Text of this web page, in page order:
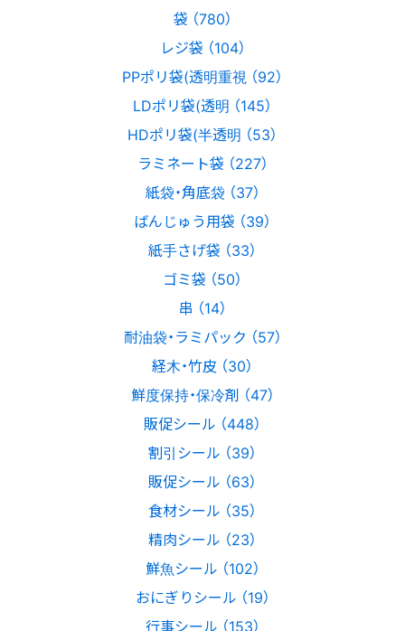
袋 （780）
レジ袋 （104）
PPポリ袋(透明重視 （92）
LDポリ袋(透明 （145）
HDポリ袋(半透明 （53）
ラミネート袋 （227）
紙袋・角底袋 （37）
ばんじゅう用袋 （39）
紙手さげ袋 （33）
ゴミ袋 （50）
串 （14）
耐油袋・ラミパック （57）
経木・竹皮 （30）
鮮度保持・保冷剤 （47）
販促シール （448）
割引シール （39）
販促シール （63）
食材シール （35）
精肉シール （23）
鮮魚シール （102）
おにぎりシール （19）
行事シール （153）